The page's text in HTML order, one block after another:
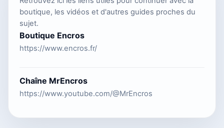
boutique, les vidéos et d'autres guides proches du
sujet.
Boutique Encros
https://www.encros.fr/
Chaîne MrEncros
https://www.youtube.com/@MrEncros